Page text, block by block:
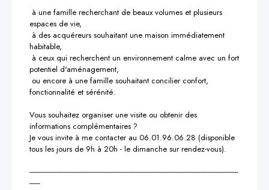
espaces de vie,
habitable,
potentiel d'aménagement,
fonctionnalité et sérénité.
Vous souhaitez organiser une visite ou obtenir des
informations complémentaires ?
Je vous invite à me contacter au 06.01.96.06.28 (disponible
tous les jours de 9h à 20h - le dimanche sur rendez-vous).
--------------------------------------------------------------------------------------------------------------------
------